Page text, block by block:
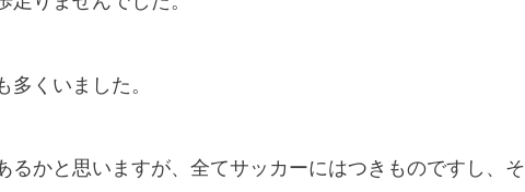
くいました。
るかと思いますが、全てサッカーにはつきものですし、そ